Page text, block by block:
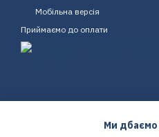
Мобільна версія
Приймаємо до оплати
Ми дбаємо